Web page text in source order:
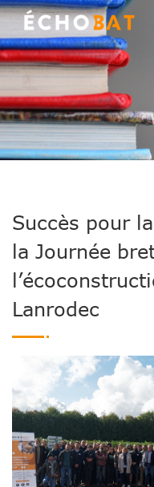
Succès pour
la Journée
Lanrodec